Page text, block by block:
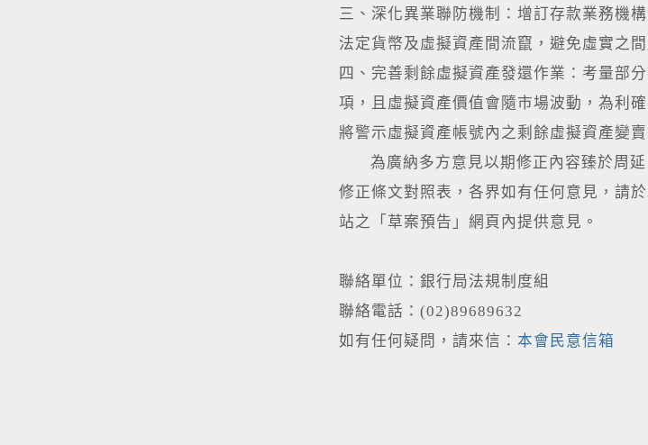
三、深化異業聯防機制：增訂存款業務機
法定貨幣及虛擬資產間流竄，避免虛實之
四、完善剩餘虛擬資產發還作業：考量部
項，且虛擬資產價值會隨市場波動，為利
將警示虛擬資產帳號內之剩餘虛擬資產變
為廣納多方意見以期修正內容臻於周延
修正條文對照表，各界如有任何意見，請
站之「草案預告」網頁內提供意見。
聯絡單位：銀行局法規制度組
聯絡電話：(02)89689632
如有任何疑問，請來信： 本會民意信箱